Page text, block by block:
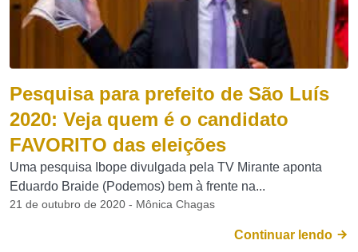
Pesquisa para prefeito de São Luís
2020: Veja quem é o candidato
FAVORITO das eleições
Uma pesquisa Ibope divulgada pela TV Mirante aponta
Eduardo Braide (Podemos) bem à frente na...
21 de outubro de 2020 - Mônica Chagas
Continuar lendo